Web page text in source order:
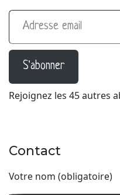
Adresse email
S'abonner
Rejoignez les 45 autres
Contact
Votre nom (obligatoire)